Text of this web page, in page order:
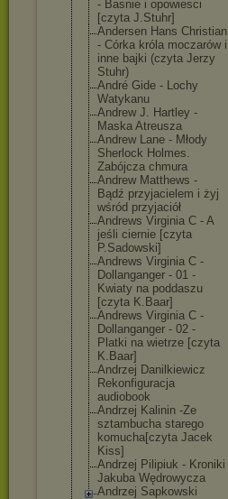
- Basnie i opowiesci
[czyta J.Stuhr]
Andersen Hans Christian
- Córka króla moczarów i
inne bajki (czyta Jerzy
Stuhr)
André Gide - Lochy
Watykanu
Andrew J. Hartley -
Maska Atreusza
Andrew Lane - Młody
Sherlock Holmes.
Zabójcza chmura
Andrew Matthews -
Bądź przyjacielem i żyj
wśród przyjaciół
Andrews Virginia C - A
jeśli ciernie [czyta
P.Sadowski]
Andrews Virginia C -
Dollanganger - 01 -
Kwiaty na poddaszu
[czyta K.Baar]
Andrews Virginia C -
Dollanganger - 02 -
Platki na wietrze [czyta
K.Baar]
Andrzej Danilkiewicz
Rekonfiguracja
audiobook
Andrzej Kalinin -Ze
sztambucha starego
komucha[czyta Jacek
Kiss]
Andrzej Pilipiuk - Kroniki
Jakuba Wędrowycza
Andrzej Sapkowski